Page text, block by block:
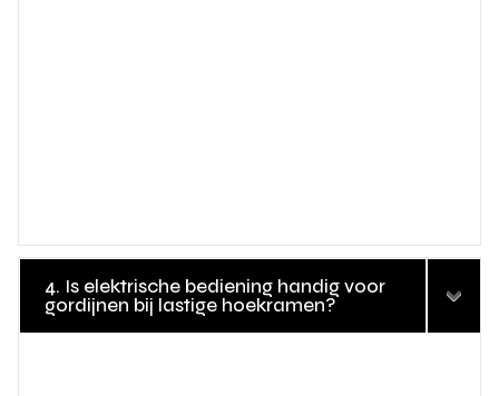
4. Is elektrische bediening handig voor
gordijnen bij lastige hoekramen?